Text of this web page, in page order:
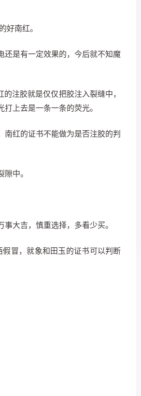
好南红。
还是有一定效果的，今后就不知魔
注胶就是仅仅把胶注入裂缝中，
上去是一条一条的荧光。
红的证书不能做为是否注胶的判
中。
大吉，慎重选择，多看少买。
冒，就象和田玉的证书可以判断